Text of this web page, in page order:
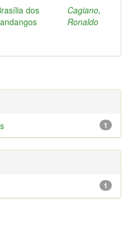
dos
Cagiano,
Ronaldo
1
1